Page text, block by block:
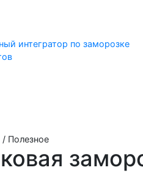
интегратор по заморозке
/ Полезное